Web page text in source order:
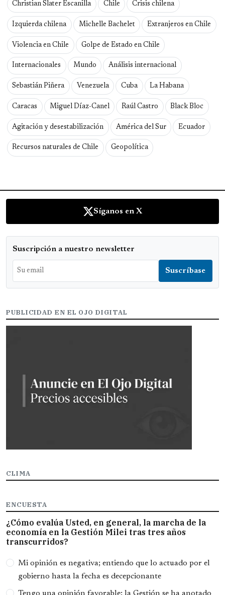
Christian Slater Escanilla Chile Crisis chilena
Izquierda chilena Michelle Bachelet Extranjeros en Chile
Violencia en Chile Golpe de Estado en Chile
Internacionales Mundo Análisis internacional
Sebastián Piñera Venezuela Cuba La Habana
Caracas Miguel Díaz-Canel Raúl Castro Black Bloc
Agitación y desestabilización América del Sur Ecuador
Recursos naturales de Chile Geopolítica
Síganos en X
Suscripción a nuestro newsletter
PUBLICIDAD EN EL OJO DIGITAL
CLIMA
ENCUESTA
¿Cómo evalúa Usted, en general, la marcha de la
economía en la Gestión Milei tras tres años
transcurridos?
Opciones
Mi opinión es negativa; entiendo que lo actuado por el
gobierno hasta la fecha es decepcionante